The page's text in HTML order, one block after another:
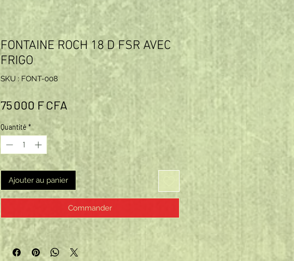
FONTAINE ROCH 18 D FSR AVEC
FRIGO
SKU : FONT-008
75 000 F CFA Prix
Quantité *
Ajouter au panier
Commander